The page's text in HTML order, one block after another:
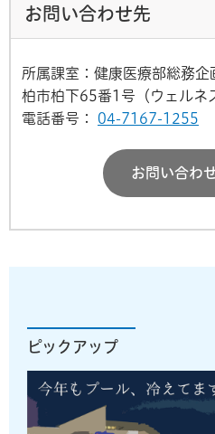
お問い合わせ先
所属課室：健康医療部総務
柏市柏下65番1号（ウェルネ
電話番号：
04-7167-1255
お問い合わ
ピックアップ